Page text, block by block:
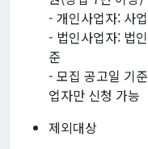
- 개인사업자: 사
- 법인사업자: 법
준
- 모집 공고일 기
업자만 신청 가능
제외대상